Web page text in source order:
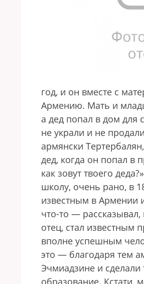
год, и он вместе с
Армению. Мать и
а дед попал в дом для
не украли и не
армянски
дед, когда он попал в
как зовут твоего
школу, очень рано, в
известным в Армении
что-то —
отец, стал известным
вполне успешным
это — благодаря тем
Эчмиадзине и сделали
образование. Кстати,